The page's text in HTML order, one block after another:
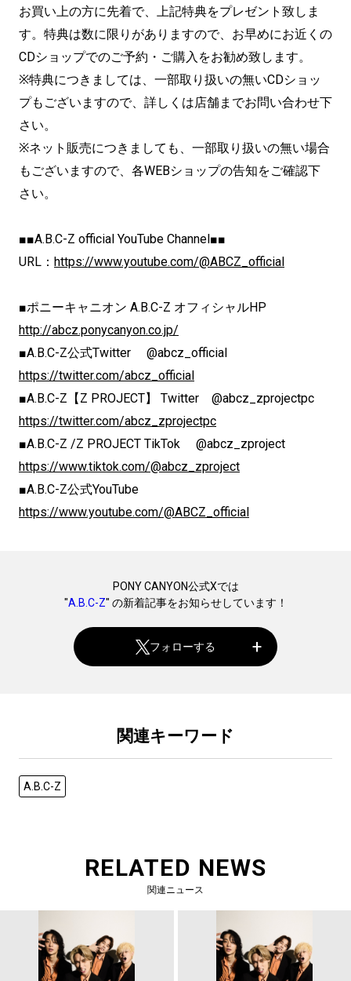
お買い上の方に先着で、上記特典をプレゼント致しま
す。特典は数に限りがありますので、お早めにお近くの
CDショップでのご予約・ご購入をお勧め致します。
※特典につきましては、一部取り扱いの無いCDショッ
プもございますので、詳しくは店舗までお問い合わせ下
さい。
※ネット販売につきましても、一部取り扱いの無い場合
もございますので、各WEBショップの告知をご確認下
さい。
■■A.B.C-Z official YouTube Channel■■
URL： https://www.youtube.com/@ABCZ_official
■ポニーキャニオン A.B.C-Z オフィシャルHP
http://abcz.ponycanyon.co.jp/
■A.B.C-Z公式Twitter @abcz_official
https://twitter.com/abcz_official
■A.B.C-Z【Z PROJECT】 Twitter @abcz_zprojectpc
https://twitter.com/abcz_zprojectpc
■A.B.C-Z /Z PROJECT TikTok @abcz_zproject
https://www.tiktok.com/@abcz_zproject
■A.B.C-Z公式YouTube
https://www.youtube.com/@ABCZ_official
PONY CANYON公式Xでは
"A.B.C-Z" の新着記事をお知らせしています！
フォローする
関連キーワード
A.B.C-Z
RELATED NEWS
関連ニュース